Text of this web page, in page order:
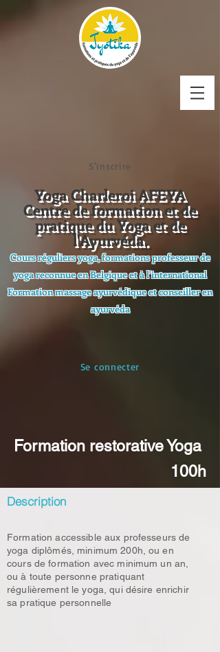
S'inscrire
Yoga Charleroi AFEYA
Centre de formation et de
pratique du Yoga et de
l'Ayurvéda.
Cours réguliers yoga, formations professeur de
yoga reconnue en Belgique et à l'international
Formation massage ayurvédique et conseiller en
ayurvéda
Se connecter
Formation restorative Yoga
100h
Description
Formation accessible aux professeurs de
yoga diplômés, minimum 200h, ou en
cours de formation avec minimum un an,
ou à toute personne pratiquant
régulièrement le yoga, qui désire enrichir
sa pratique personnelle